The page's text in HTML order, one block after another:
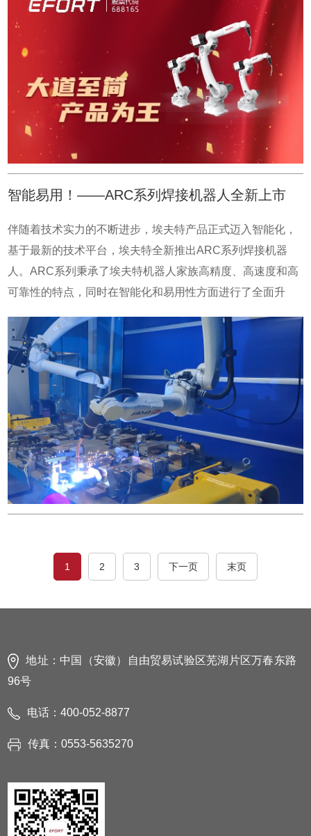
机器人行业第一品牌、同时成为全球工业机器人第一梯队企
业，为智造赋予无限可能！埃夫特也衷心感谢外界各方对埃
夫特一直以来的关心和厚爱，我们将加倍努力，以实际行动
回报社会、回报股东！
机器人领域的肯定。该产品采用高刚性设计，集绝对定位精
度高、重复定位精度高、结构紧凑等众多优点于一身，可适
应多种复杂焊接应用环境，广泛适用于钣金、汽车零件、工
程机械、钢结构、船舶等行业。焊接设备作为现代工业中重
要的加工工艺装备，被广泛应用于军工、航空航天、海工船
舶、压力容器、管道工程石化工程、工程机械、电力工程、
建筑、钢结构、汽车制造、轨道交通、轻工及民用等行业。
埃夫特ARC系列焊接机器人：ARC12-1400、ARC10-
12kg高负载可以适配多种焊枪和外围传感器，57mm大中空
设计可适用于各种焊枪集成线缆，采用高精度齿轮箱使机器
人的刚性和精度得到大幅提升。同时采用埃夫特平台化S型
电柜，相较于上一代体积缩小75%。机器人整机和电柜防护
等级达IP54，手腕部分防护等级高达IP67，确保设备在各种
测、零点恢复、工具快速修正等功能保障设备长期稳定工
作。另外具备针对智能焊接行业开发的PDPM全位姿电弧跟
踪算法、焊接工艺软件包以及二次开发sdk接口，可满足各种
焊接应用集成使用。智能制造是改造和提升传统产业的重要
途径，更是实现制造业高质量发展的一个重要途径。埃夫特
公司自成立以来，逐步成长为国内知名的机器人以及智能制
造解决方案提供商，专注、专业打造全系列机器人产品以及
跨行业智能制造解决方案。通过引进和吸收全球自动化领域
的先进技术和经验，形成了从机器人核心零部件到机器人整
机再到机器人高端系统集成领域的全产业链协同发展格局。
智能易用！——ARC系列焊接机器人全新上市
伴随着技术实力的不断进步，埃夫特产品正式迈入智能化，
基于最新的技术平台，埃夫特全新推出ARC系列焊接机器
人。ARC系列秉承了埃夫特机器人家族高精度、高速度和高
可靠性的特点，同时在智能化和易用性方面进行了全面升
57mm，外围管线内部布置，干涉空间更小，可达区域更
广，更加方便客户使用。手腕姿态更灵活独特设计手腕结
构，5轴运动范围超越±180°，姿态变换灵活，空间运动自
如，更适宜异型构件狭小空间作业。末端精度更准确轻量化
机身和高刚性关节传动结构和轻量化机身设计，末端TCP重
复定位精度0.02mm，TCP绕点偏差≤0.6mm。传动传递无衰
减全刚性传动链及高刚性齿轮箱，运动传递更平稳，轨迹精
度更准确，使用寿命更长。控制柜尺寸更小，接口更丰富全
系搭配新一代S型控制柜，重量轻，尺寸紧凑，安装灵活，
加完善的焊接工艺包保证了焊接智能化的落地。本次上市
ARC系列焊接机器人包含三款型号，手腕可搬运质量
简化自动化焊接的准入门槛，更有助于普及机器人焊接，实
现生产效率的提升。
1 2 3 下一页 末页
地址：中国（安徽）自由贸易试验区芜湖片区万春东路
96号
电话：400-052-8877
传真：0553-5635270